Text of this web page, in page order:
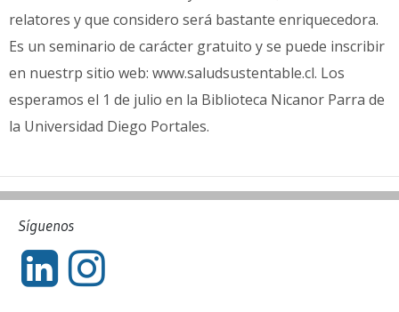
relatores y que considero será bastante enriquecedora.
Es un seminario de carácter gratuito y se puede inscribir
en nuestrp sitio web: www.saludsustentable.cl. Los
esperamos el 1 de julio en la Biblioteca Nicanor Parra de
la Universidad Diego Portales.
Síguenos